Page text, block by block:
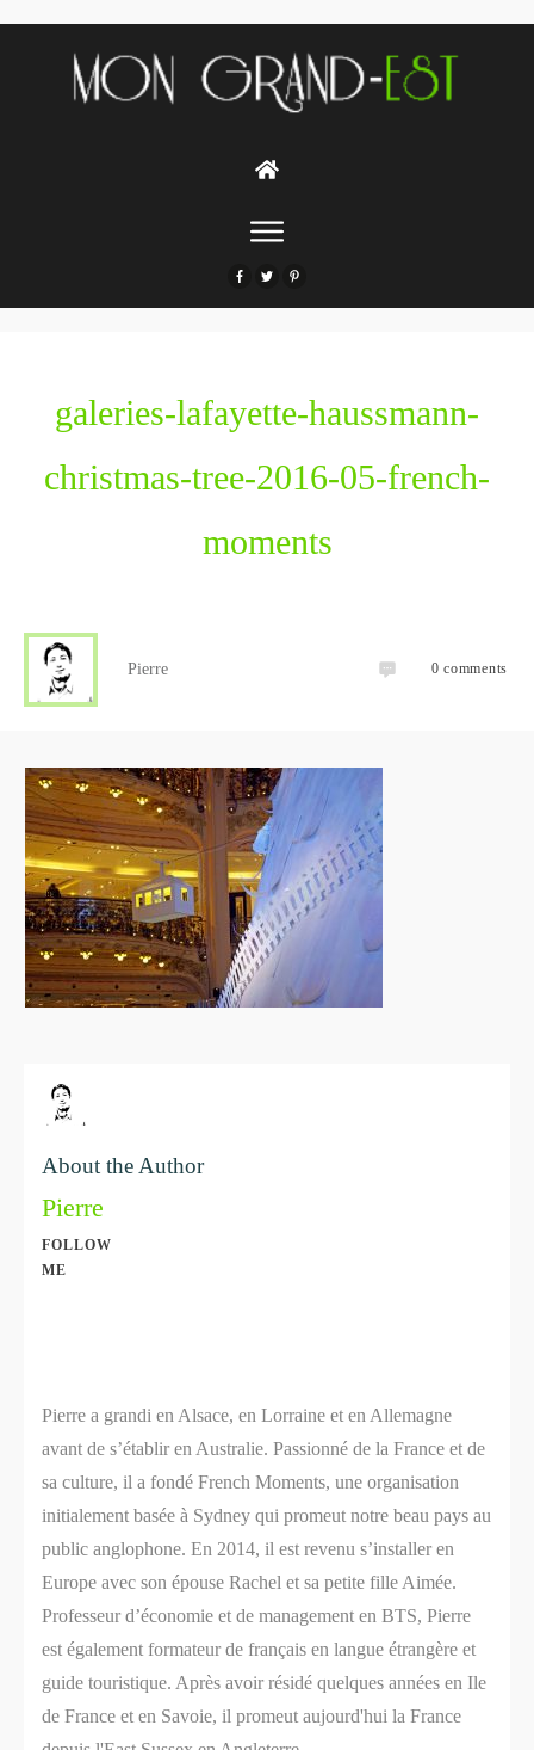
galeries-lafayette-haussmann-
christmas-tree-2016-05-french-
moments
Pierre 0 comments
About the Author
Pierre
FOLLOW
ME
Pierre a grandi en Alsace, en Lorraine et en Allemagne
avant de s’établir en Australie. Passionné de la France et de
sa culture, il a fondé French Moments, une organisation
initialement basée à Sydney qui promeut notre beau pays au
public anglophone. En 2014, il est revenu s’installer en
Europe avec son épouse Rachel et sa petite fille Aimée.
Professeur d’économie et de management en BTS, Pierre
est également formateur de français en langue étrangère et
guide touristique. Après avoir résidé quelques années en Ile
de France et en Savoie, il promeut aujourd'hui la France